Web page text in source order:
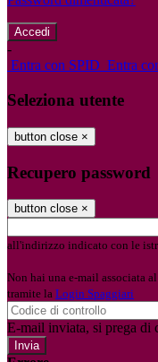
-
Entra con SPID Entra
Seleziona utente
button close ×
Recupero password
button close ×
all'indirizzo indicato con le
Non hai una e-mail associata
tramite la Login Spaggiari
E-mail inviata, si prega di